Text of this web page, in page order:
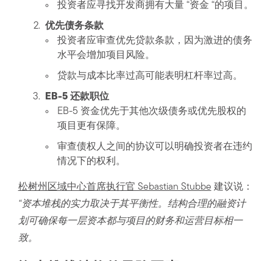
投资者应寻找开发商拥有大量 “资金 “的项目。
优先债务条款
投资者应审查优先贷款条款，因为激进的债务
水平会增加项目风险。
贷款与成本比率过高可能表明杠杆率过高。
EB-5 还款职位
EB-5 资金优先于其他次级债务或优先股权的
项目更有保障。
审查债权人之间的协议可以明确投资者在违约
情况下的权利。
松树州区域中心首席执行官 Sebastian Stubbe 建议说：
“资本堆栈的实力取决于其平衡性。结构合理的融资计
划可确保每一层资本都与项目的财务和运营目标相一
致。